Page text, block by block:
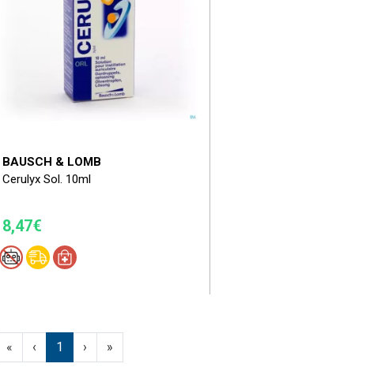
BAUSCH & LOMB
Cerulyx Sol. 10ml
8,47€
« ‹ 1 › »